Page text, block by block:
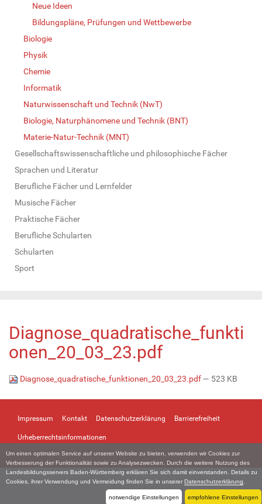
Um einen optimalen Service auf unserer Website zu bieten, verwenden wir Cookies zur
Verbesserung der Funktionalität sowie zu Analysezwecken. Durch die weitere Nutzung des
Landesbildungsservers Baden-Württemberg erklären Sie sich damit einverstanden. Details zu
Cookies, ihrer Verwendung und Vermeidung finden Sie in unserer Datenschutzerklärung
notwendige Einstellungen empfohlene Einstellungen
Neue Ideen
Bildungspläne, Prüfungen und Wettbewerbe
Biologie
Physik
Chemie
Informatik
Naturwissenschaft und Technik (NwT)
Biologie, Naturphänomene und Technik (BNT)
Materie-Natur-Technik (MNT)
Gesellschaftswissenschaftliche und philosophische Fächer
Sprachen und Literatur
Berufliche Fächer und Lernfelder
Musische Fächer
Praktische Fächer
Berufliche Schularten
Schularten
Sport
Diagnose_quadratische_funkti
onen_20_03_23.pdf
Diagnose_quadratische_funktionen_20_03_23.pdf— 523 KB
Impressum Kontakt Datenschutzerklärung Barrierefreiheit
Urheberrechtsinformationen